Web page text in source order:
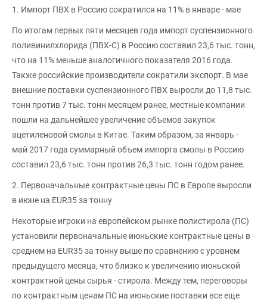
1. Импорт ПВХ в Россию сократился на 11% в январе - мае
По итогам первых пяти месяцев года импорт суспензионного
поливинилхлорида (ПВХ-С) в Россию составил 23,6 тыс. тонн,
что на 11% меньше аналогичного показателя 2016 года.
Также российские производители сократили экспорт. В мае
внешние поставки суспензионного ПВХ выросли до 11,8 тыс.
тонн против 7 тыс. тонн месяцем ранее, местные компании
пошли на дальнейшее увеличение объемов закупок
ацетиленовой смолы в Китае. Таким образом, за январь -
май 2017 года суммарный объем импорта смолы в Россию
составил 23,6 тыс. тонн против 26,3 тыс. тонн годом ранее.
2. Первоначальные контрактные цены ПС в Европе выросли
в июне на EUR35 за тонну
Некоторые игроки на европейском рынке полистирола (ПС)
установили первоначальные июньские контрактные цены в
среднем на EUR35 за тонну выше по сравнению с уровнем
предыдущего месяца, что близко к увеличению июньской
контрактной цены сырья - стирола. Между тем, переговоры
по контрактным ценам ПС на июньские поставки все еще